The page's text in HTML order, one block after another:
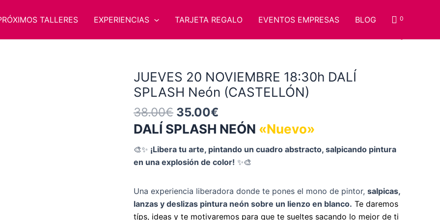
TALLERES EXPERIENCIAS TARJETA REGALO EVENTOS EMPRESAS BLOG 0
JUEVES 20 NOVIEMBRE 18:30h DALÍ
SPLASH Neón (CASTELLÓN)
38.00€
El
precio
original
era:
38.00€.
35.00€
El
precio
actual
35.00€.
DALÍ SPLASH NEÓN «Nuevo»
🎨✨ ¡Libera tu arte, pintando un cuadro abstracto, salpicando pintura
en una explosión de color! ✨🎨
Una experiencia liberadora donde te pones el mono de pintor, salpicas,
lanzas y deslizas pintura neón sobre un lienzo en blanco. Te daremos
típs, ideas y te motivaremos para que te sueltes sacando lo mejor de ti
JUEVES
20
18:30h
DALÍ
Neón
(CASTELLÓN)